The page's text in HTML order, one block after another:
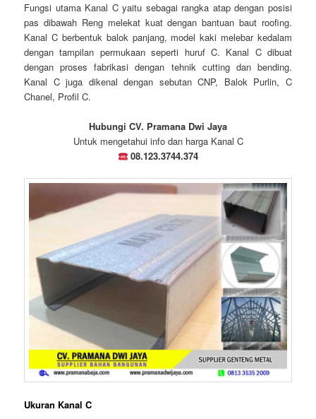
Fungsi utama Kanal C yaitu sebagai rangka atap dengan posisi
pas dibawah Reng melekat kuat dengan bantuan baut roofing.
Kanal C berbentuk balok panjang, model kaki melebar kedalam
dengan tampilan permukaan seperti huruf C. Kanal C dibuat
dengan proses fabrikasi dengan tehnik cutting dan bending.
Kanal C juga dikenal dengan sebutan CNP, Balok Purlin, C
Chanel, Profil C.
Hubungi CV. Pramana Dwi Jaya
Untuk mengetahui info dan harga Kanal C
08.123.3744.374
Ukuran Kanal C